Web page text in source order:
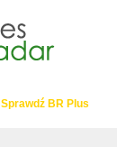
Sprawdź BR Plus